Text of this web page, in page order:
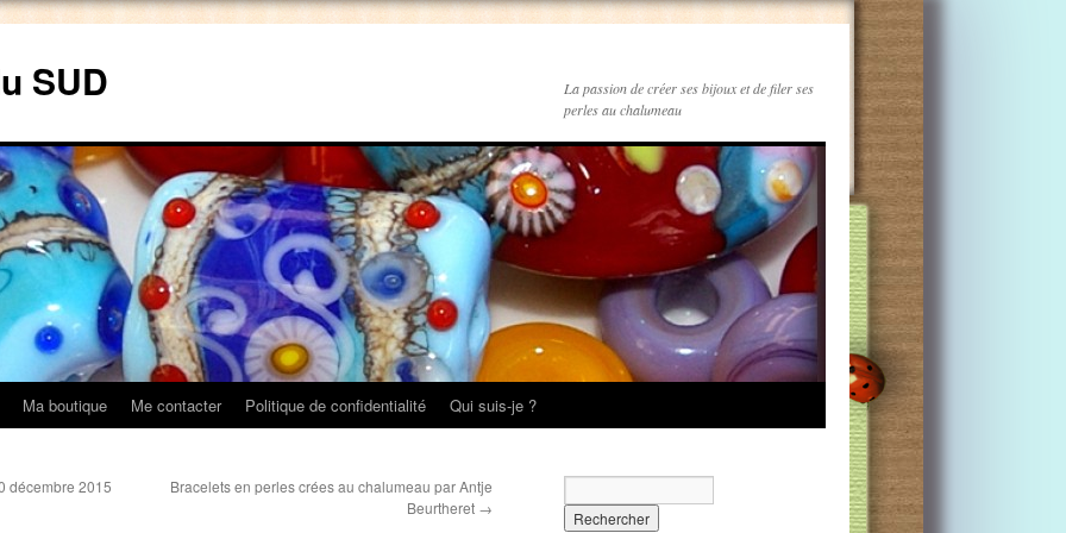
SUD
La passion de créer ses bijoux et de filer ses
perles au chalumeau
Ma boutique Me contacter Politique de confidentialité Qui suis-je ?
décembre 2015
Bracelets en perles crées au chalumeau par Antje
Beurtheret →